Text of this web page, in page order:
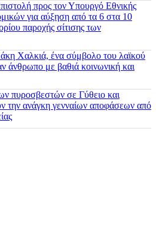
προς τον Υπουργό Εθνικής
για αύξηση από τα 6 στα 10
παροχής σίτισης των
Χαλκιά, ένα σύμβολο του λαϊκού
άνθρωπο με βαθιά κοινωνική και
πυροσβεστών σε Γύθειο και
την ανάγκη γενναίων αποφάσεων από